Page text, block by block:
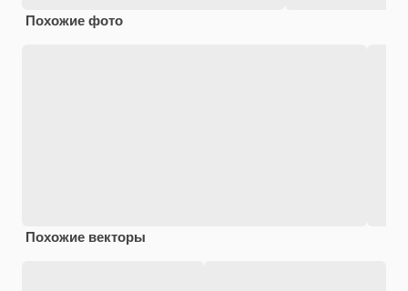
Похожие фото
Похожие векторы